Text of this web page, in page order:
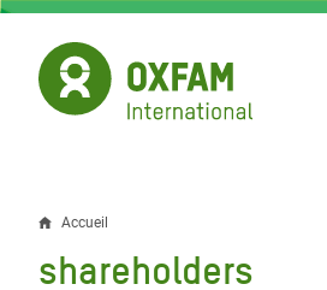
Aller
contenu
principal
Fil
d'Ariane
Accueil
shareholders